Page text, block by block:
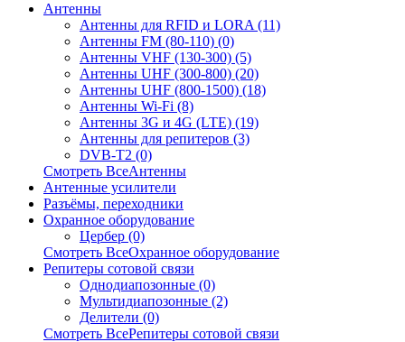
Антенны
Антенны для RFID и LORA (11)
Антенны FM (80-110) (0)
Антенны VHF (130-300) (5)
Антенны UHF (300-800) (20)
Антенны UHF (800-1500) (18)
Антенны Wi-Fi (8)
Антенны 3G и 4G (LTE) (19)
Антенны для репитеров (3)
DVB-T2 (0)
Смотреть ВсеАнтенны
Антенные усилители
Разъёмы, переходники
Охранное оборудование
Цербер (0)
Смотреть ВсеОхранное оборудование
Репитеры сотовой связи
Однодиапозонные (0)
Мультидиапозонные (2)
Делители (0)
Смотреть ВсеРепитеры сотовой связи